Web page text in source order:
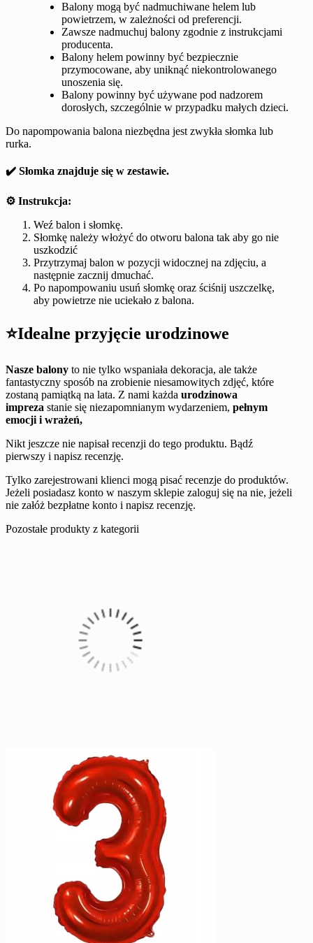
Balony mogą być nadmuchiwane helem lub
powietrzem, w zależności od preferencji.
Zawsze nadmuchuj balony zgodnie z instrukcjami
producenta.
Balony helem powinny być bezpiecznie
przymocowane, aby uniknąć niekontrolowanego
unoszenia się.
Balony powinny być używane pod nadzorem
dorosłych, szczególnie w przypadku małych dzieci.
Do napompowania balona niezbędna jest zwykła słomka lub
rurka.
✔️ Słomka znajduje się w zestawie.
⚙️ Instrukcja:
Weź balon i słomkę.
Słomkę należy włożyć do otworu balona tak aby go nie
uszkodzić
Przytrzymaj balon w pozycji widocznej na zdjęciu, a
następnie zacznij dmuchać.
Po napompowaniu usuń słomkę oraz ściśnij uszczelkę,
aby powietrze nie uciekało z balona.
⭐Idealne przyjęcie urodzinowe
Nasze balony to nie tylko wspaniała dekoracja, ale także
fantastyczny sposób na zrobienie niesamowitych zdjęć, które
zostaną pamiątką na lata. Z nami każda urodzinowa
impreza stanie się niezapomnianym wydarzeniem, pełnym
emocji i wrażeń,
Nikt jeszcze nie napisał recenzji do tego produktu. Bądź
pierwszy i napisz recenzję.
Tylko zarejestrowani klienci mogą pisać recenzje do produktów.
Jeżeli posiadasz konto w naszym sklepie zaloguj się na nie, jeżeli
nie załóż bezpłatne konto i napisz recenzję.
Pozostałe produkty z kategorii